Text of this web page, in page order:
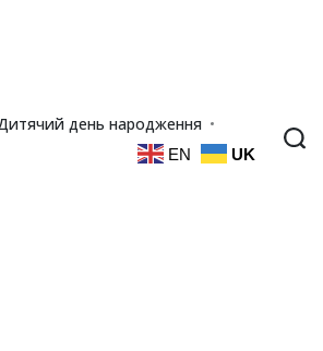
день народження
EN UK